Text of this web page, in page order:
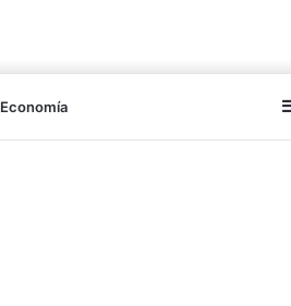
Economía